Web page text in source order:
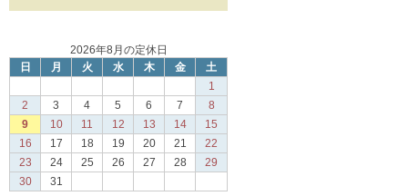
2026年8月の定休日
日
月 火 水 木 金
土
1
2
3 4 5 6 7
8
9
10 11 12 13 14
15
16
17 18 19 20 21
22
23
24 25 26 27 28
29
30
31